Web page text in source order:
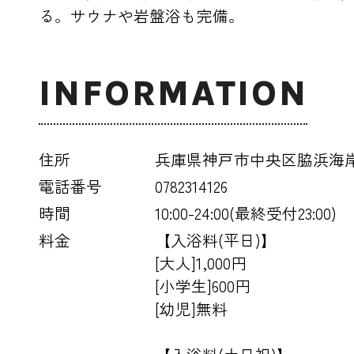
る。サウナや岩盤浴も完備。
INFORMATION
住所
兵庫県神戸市中央区脇浜海
電話番号
0782314126
時間
10:00-24:00(最終受付23:00)
料金
【入浴料(平日)】
[大人]1,000円
[小学生]600円
[幼児]無料